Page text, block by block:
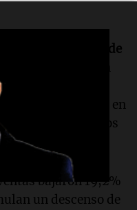
y materiales de
subieron
constantes),
aumento de 4,3% en
contra los
bajaron 19,2%
un descenso de